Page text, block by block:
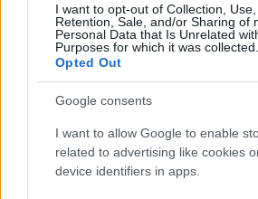
I want to opt-out of Collection, Use,
Retention, Sale, and/or Sharing of
Personal Data that Is Unrelated
Purposes for which it was collected.
Opted Out
Google consents
I want to allow Google to enable
related to advertising like cookies
device identifiers in apps.
Gaming
AI
Redakcja
Reklama
Kontakt
Obserwuj nas